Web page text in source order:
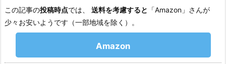
この記事の投稿時点では、 送料を考慮すると 「Amazon」さんが
少々お安いようです（一部地域を除く）。
Amazon